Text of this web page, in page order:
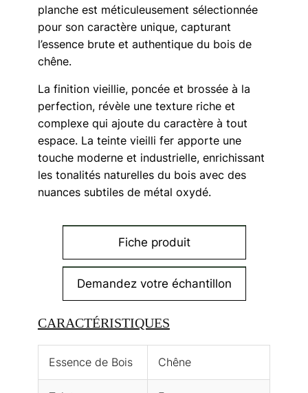
planche est méticuleusement sélectionnée
pour son caractère unique, capturant
l’essence brute et authentique du bois de
chêne.
La finition vieillie, poncée et brossée à la
perfection, révèle une texture riche et
complexe qui ajoute du caractère à tout
espace. La teinte vieilli fer apporte une
touche moderne et industrielle, enrichissant
les tonalités naturelles du bois avec des
nuances subtiles de métal oxydé.
Fiche produit
Demandez votre échantillon
CARACTÉRISTIQUES
Essence de Bois Chêne